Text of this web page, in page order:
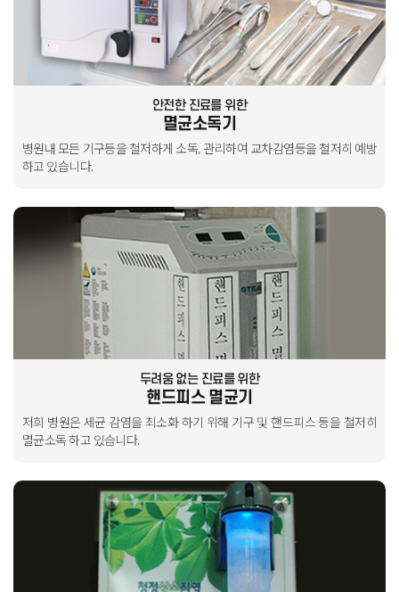
안전한 진료를 위한
멸균소독기
병원내 모든 기구등을 철저하게 소독, 관리하여 교차감염등을 철저히 예방
하고 있습니다.
두려움 없는 진료를 위한
핸드피스 멸균기
저희 병원은 세균 감염을 최소화 하기 위해 기구 및 핸드피스 등을 철저히
멸균소독 하고 있습니다.